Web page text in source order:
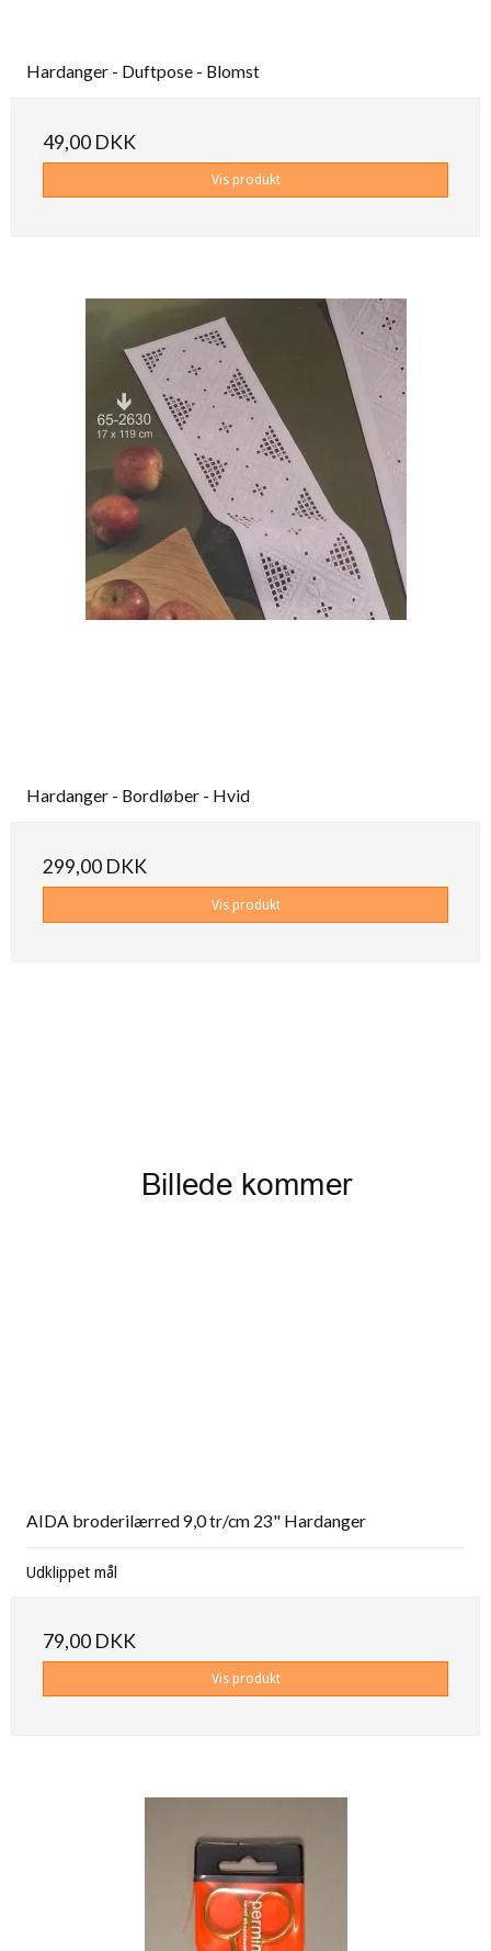
Hardanger - Duftpose - Blomst
49,00 DKK
Vis produkt
Hardanger - Bordløber - Hvid
299,00 DKK
Vis produkt
AIDA broderilærred 9,0 tr/cm 23" Hardanger
Udklippet mål
79,00 DKK
Vis produkt